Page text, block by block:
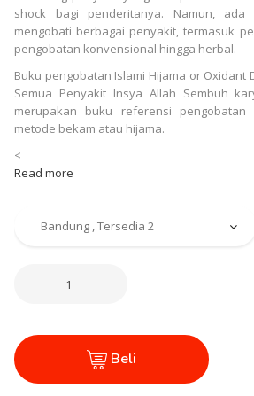
shock bagi penderitanya. Namun,
mengobati berbagai penyakit, termasuk
pengobatan konvensional hingga herbal.
Buku pengobatan Islami Hijama or Oxidant
Semua Penyakit Insya Allah Sembuh
merupakan buku referensi pengobatan
metode bekam atau hijama.
<
Read more
Beli